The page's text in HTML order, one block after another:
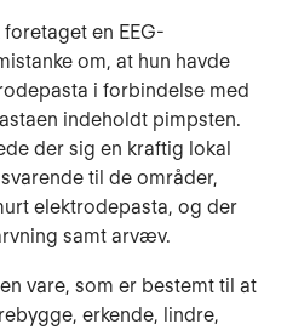
en EEG-
om, at hun havde
i forbindelse med
indeholdt pimpsten.
der sig en kraftig lokal
til de områder,
elektrodepasta, og der
samt arvæv.
vare, som er bestemt til at
erkende, lindre,